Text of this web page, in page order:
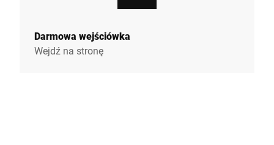
Darmowa wejściówka
Wejdź na stronę